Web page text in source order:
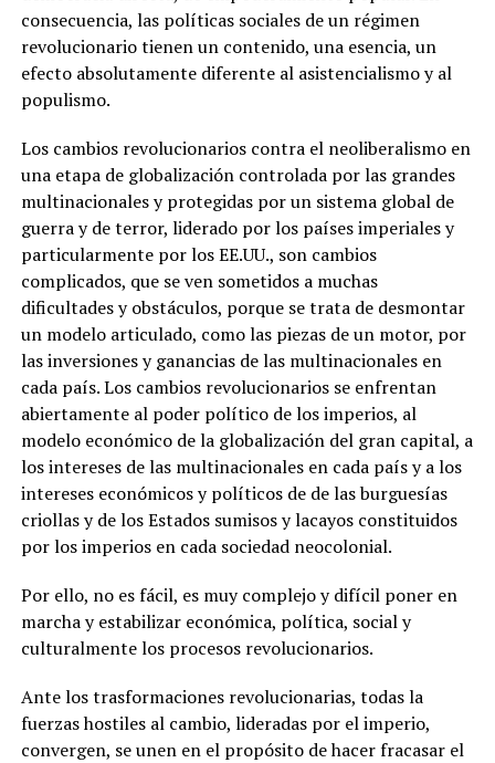
consecuencia, las políticas sociales de un régimen
revolucionario tienen un contenido, una esencia, un
efecto absolutamente diferente al asistencialismo y al
populismo.
Los cambios revolucionarios contra el neoliberalismo en
una etapa de globalización controlada por las grandes
multinacionales y protegidas por un sistema global de
guerra y de terror, liderado por los países imperiales y
particularmente por los EE.UU., son cambios
complicados, que se ven sometidos a muchas
dificultades y obstáculos, porque se trata de desmontar
un modelo articulado, como las piezas de un motor, por
las inversiones y ganancias de las multinacionales en
cada país. Los cambios revolucionarios se enfrentan
abiertamente al poder político de los imperios, al
modelo económico de la globalización del gran capital, a
los intereses de las multinacionales en cada país y a los
intereses económicos y políticos de de las burguesías
criollas y de los Estados sumisos y lacayos constituidos
por los imperios en cada sociedad neocolonial.
Por ello, no es fácil, es muy complejo y difícil poner en
marcha y estabilizar económica, política, social y
culturalmente los procesos revolucionarios.
Ante los trasformaciones revolucionarias, todas la
fuerzas hostiles al cambio, lideradas por el imperio,
convergen, se unen en el propósito de hacer fracasar el